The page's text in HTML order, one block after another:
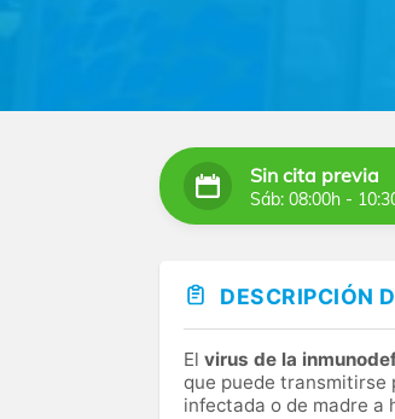
Sin cita previa
Sáb: 08:00h -
DESCRIPCIÓN
El virus de la
que puede transmitirse
infectada o de madre a